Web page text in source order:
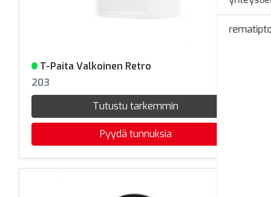
Varastossa
T-Paita Valkoinen Retro
203
Tutustu tarkemmin
Pyydä tunnuksia